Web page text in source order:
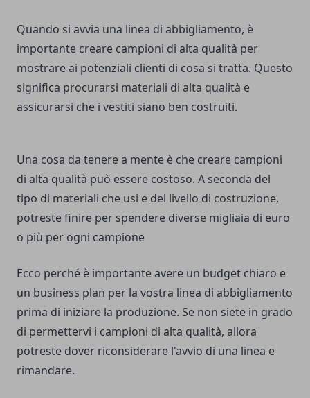
Quando si avvia una linea di abbigliamento, è
importante creare campioni di alta qualità per
mostrare ai potenziali clienti di cosa si tratta. Questo
significa procurarsi materiali di alta qualità e
assicurarsi che i vestiti siano ben costruiti.
Una cosa da tenere a mente è che creare campioni
di alta qualità può essere costoso. A seconda del
tipo di materiali che usi e del livello di costruzione,
potreste finire per spendere diverse migliaia di euro
o più per ogni campione
Ecco perché è importante avere un budget chiaro e
un business plan per la vostra linea di abbigliamento
prima di iniziare la produzione. Se non siete in grado
di permettervi i campioni di alta qualità, allora
potreste dover riconsiderare l'avvio di una linea e
rimandare.